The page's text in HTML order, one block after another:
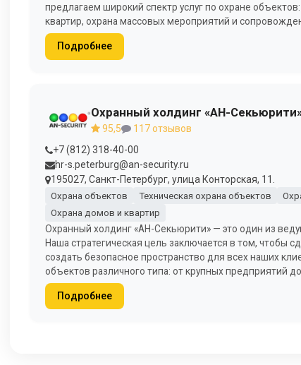
предлагаем широкий спектр услуг по охране
квартир, охрана массовых мероприятий и
Подробнее
Охранный холдинг «АН-
95,5
117 отзывов
+7 (812) 318-40-00
hr-s.peterburg@an-security.ru
195027, Санкт-Петербург, улица Конторская, 11.
Охрана объектов Техническая охрана объектов
Охрана домов и квартир
Охранный холдинг «АН-Секьюрити» — это один из
Наша стратегическая цель заключается в том,
создать безопасное пространство для всех наших
объектов различного типа: от крупных предприятий
Подробнее